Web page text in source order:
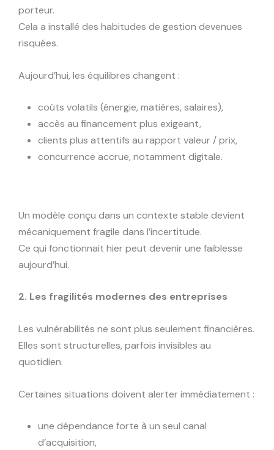
porteur.
Cela a installé des habitudes de gestion devenues
risquées.
Aujourd’hui, les équilibres changent :
coûts volatils (énergie, matières, salaires),
accès au financement plus exigeant,
clients plus attentifs au rapport valeur / prix,
concurrence accrue, notamment digitale.
Un modèle conçu dans un contexte stable devient
mécaniquement fragile dans l’incertitude.
Ce qui fonctionnait hier peut devenir une faiblesse
aujourd’hui.
2. Les fragilités modernes des entreprises
Les vulnérabilités ne sont plus seulement financières.
Elles sont structurelles, parfois invisibles au
quotidien.
Certaines situations doivent alerter immédiatement :
une dépendance forte à un seul canal
d’acquisition,